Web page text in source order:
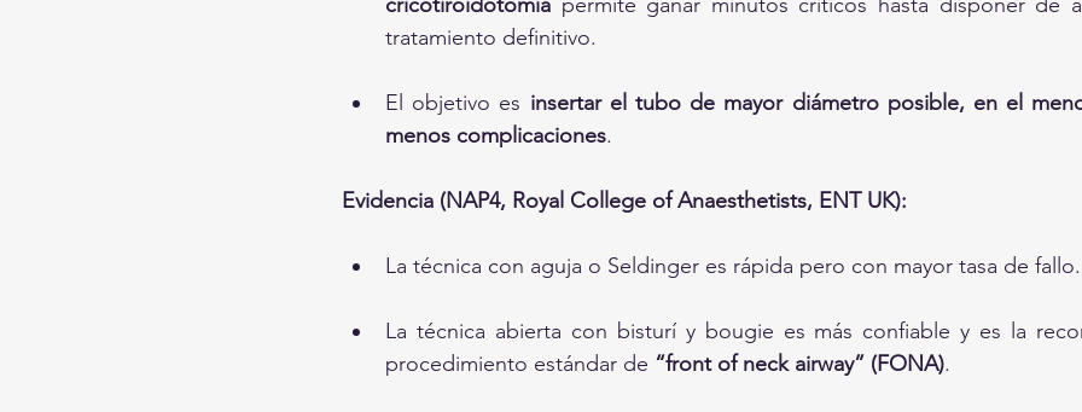
tratamiento definitivo.
El objetivo es insertar el tubo de mayor diámetro posible, en el
menos complicaciones.
Evidencia (NAP4, Royal College of Anaesthetists, ENT UK):
La técnica con aguja o Seldinger es rápida pero con mayor tasa de fallo.
La técnica abierta con bisturí y bougie es más confiable y es la
procedimiento estándar de “front of neck airway” (FONA).